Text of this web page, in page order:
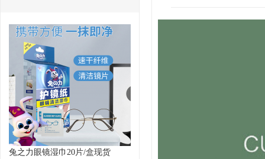
兔之力眼镜湿巾20片/盒现货